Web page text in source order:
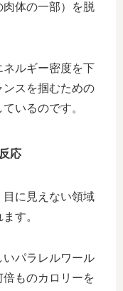
体の一部）を脱
ネルギー密度を下
スを掴むための
いるのです。
応
に見えない領域
す。
パラレルワール
倍ものカロリーを